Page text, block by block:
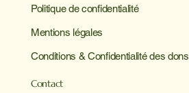
Politique de confidentialité
Mentions légales
Conditions & Confidentialité des dons
Contact